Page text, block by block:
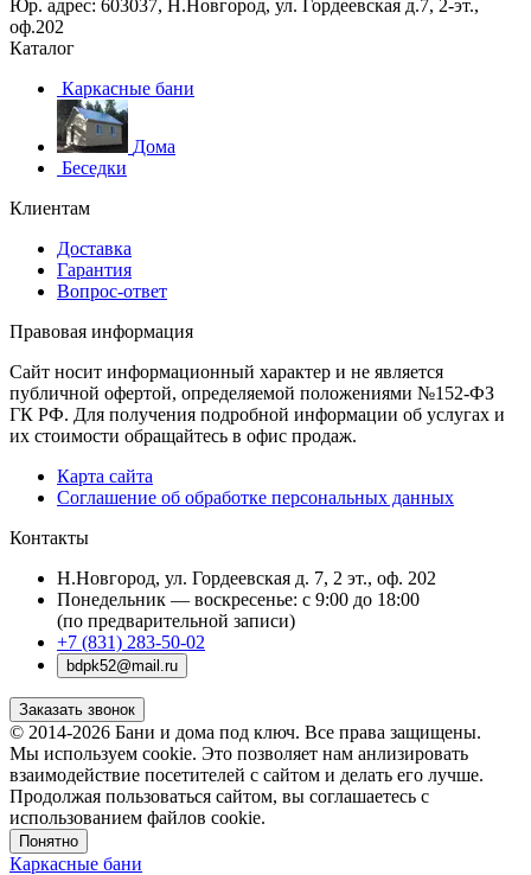
Юр. адрес: 603037, Н.Новгород, ул. Гордеевская д.7, 2-эт.,
оф.202
Каталог
Каркасные бани
Дома
Беседки
Клиентам
Доставка
Гарантия
Вопрос-ответ
Правовая информация
Сайт носит информационный характер и не является
публичной офертой, определяемой положениями №152-ФЗ
ГК РФ. Для получения подробной информации об услугах и
их стоимости обращайтесь в офис продаж.
Карта сайта
Соглашение об обработке персональных данных
Контакты
Н.Новгород, ул. Гордеевская д. 7, 2 эт., оф. 202
Понедельник — воскресенье: с 9:00 до 18:00
(по предварительной записи)
+7 (831) 283-50-02
bdpk52@mail.ru
Заказать звонок
© 2014-2026 Бани и дома под ключ. Все права защищены.
Мы используем cookie. Это позволяет нам анлизировать
взаимодействие посетителей с сайтом и делать его лучше.
Продолжая пользоваться сайтом, вы соглашаетесь с
использованием файлов cookie.
Понятно
Каркасные бани